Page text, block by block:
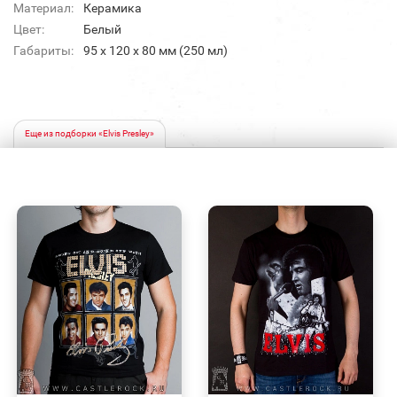
Материал:
Керамика
Цвет:
Белый
Габариты:
95 х 120 х 80 мм (250 мл)
Еще из подборки «Elvis Presley»